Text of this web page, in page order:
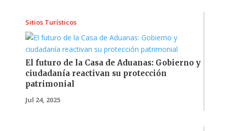
Sitios Turísticos
El futuro de la Casa de Aduanas: Gobierno y
ciudadanía reactivan su protección
patrimonial
Jul 24, 2025